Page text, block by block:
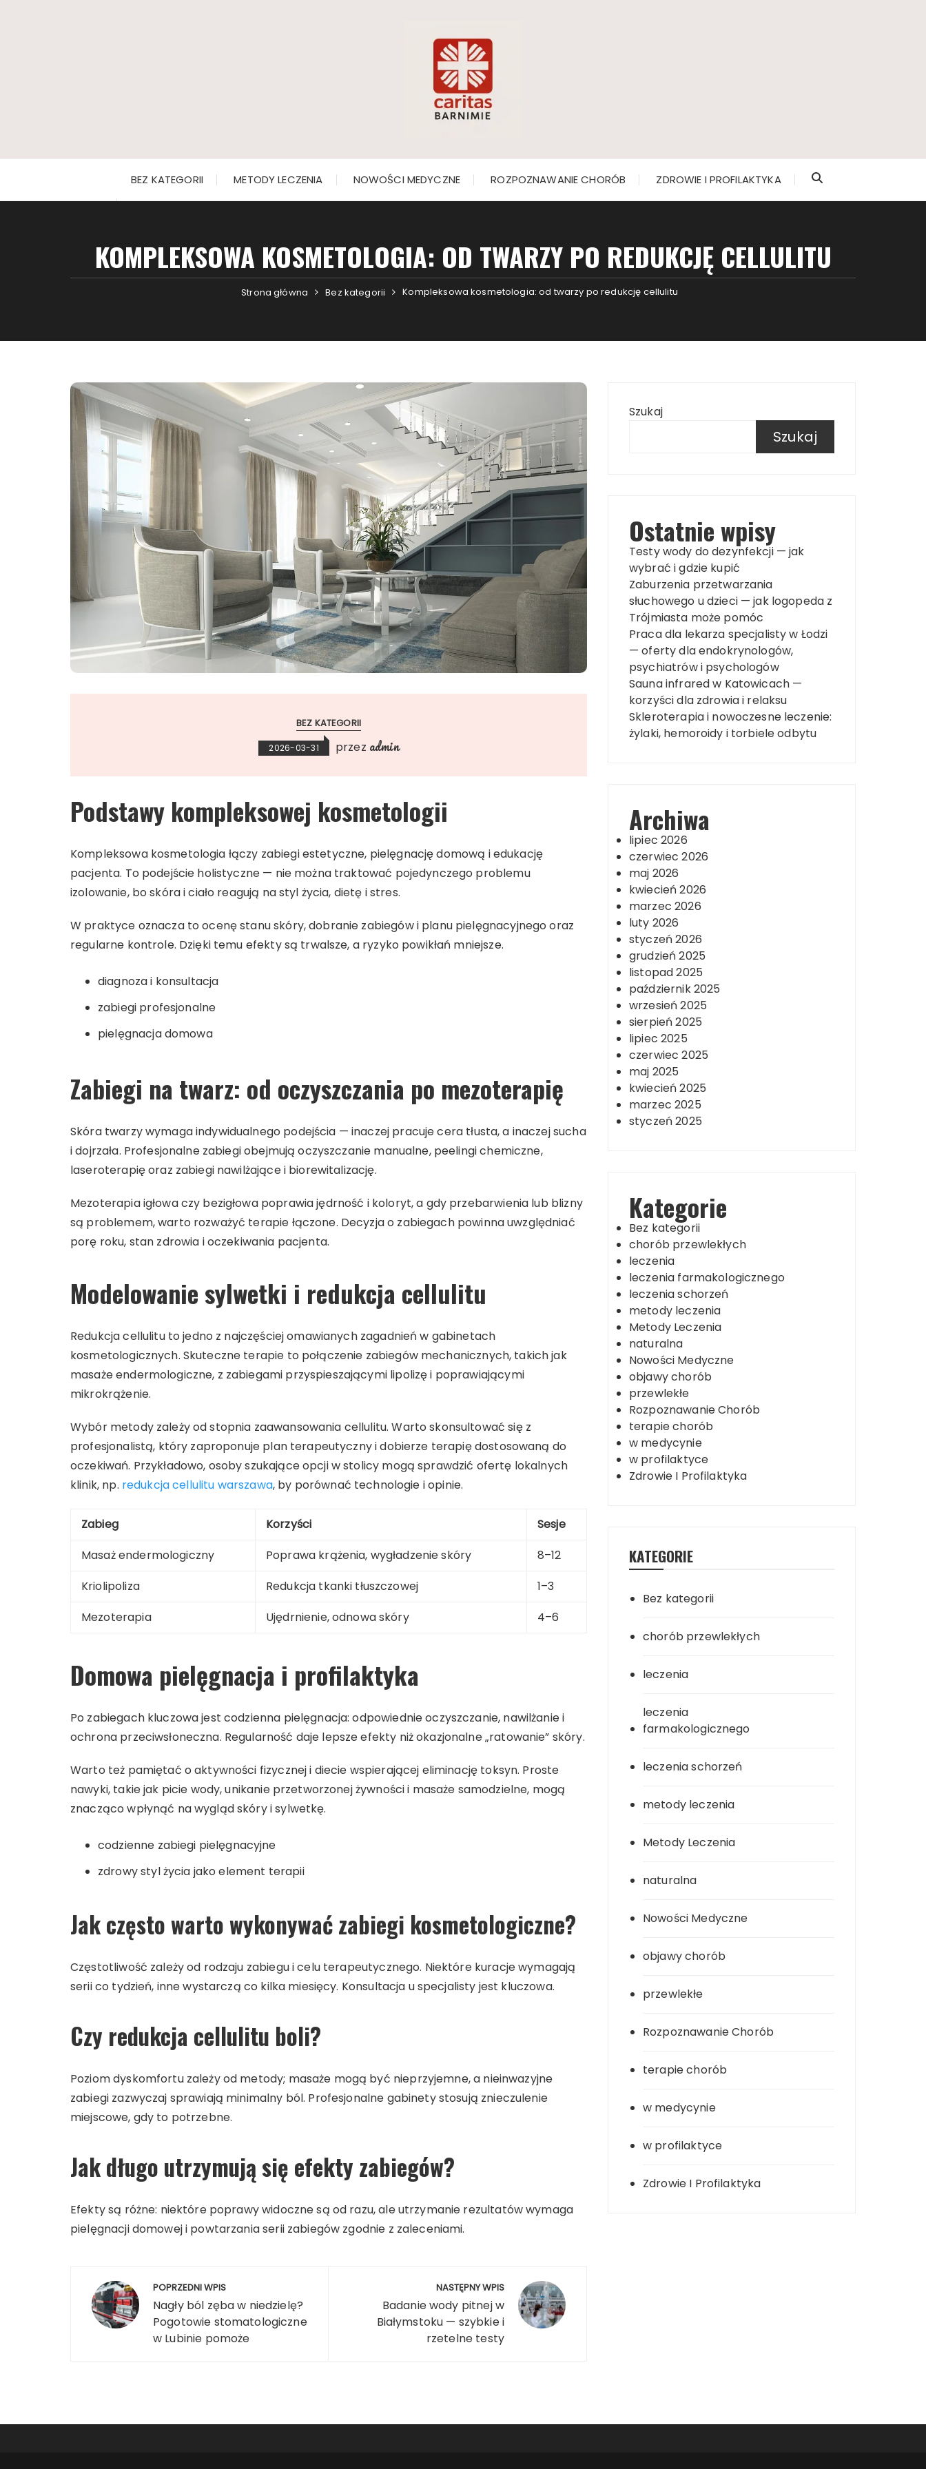
BEZ KATEGORII METODY LECZENIA NOWOŚCI MEDYCZNE ROZPOZNAWANIE CHORÓB ZDROWIE I PROFILAKTYKA
KOMPLEKSOWA KOSMETOLOGIA: OD TWARZY PO REDUKCJĘ CELLULITU
Strona główna Bez kategorii Kompleksowa kosmetologia: od twarzy po redukcję cellulitu
BEZ KATEGORII
2026-03-31 przez admin
Podstawy kompleksowej kosmetologii
Kompleksowa kosmetologia łączy zabiegi estetyczne, pielęgnację domową i edukację
pacjenta. To podejście holistyczne — nie można traktować pojedynczego problemu
izolowanie, bo skóra i ciało reagują na styl życia, dietę i stres.
W praktyce oznacza to ocenę stanu skóry, dobranie zabiegów i planu pielęgnacyjnego oraz
regularne kontrole. Dzięki temu efekty są trwalsze, a ryzyko powikłań mniejsze.
diagnoza i konsultacja
zabiegi profesjonalne
pielęgnacja domowa
Zabiegi na twarz: od oczyszczania po mezoterapię
Skóra twarzy wymaga indywidualnego podejścia — inaczej pracuje cera tłusta, a inaczej sucha
i dojrzała. Profesjonalne zabiegi obejmują oczyszczanie manualne, peelingi chemiczne,
laseroterapię oraz zabiegi nawilżające i biorewitalizację.
Mezoterapia igłowa czy bezigłowa poprawia jędrność i koloryt, a gdy przebarwienia lub blizny
są problemem, warto rozważyć terapie łączone. Decyzja o zabiegach powinna uwzględniać
porę roku, stan zdrowia i oczekiwania pacjenta.
Modelowanie sylwetki i redukcja cellulitu
Redukcja cellulitu to jedno z najczęściej omawianych zagadnień w gabinetach
kosmetologicznych. Skuteczne terapie to połączenie zabiegów mechanicznych, takich jak
masaże endermologiczne, z zabiegami przyspieszającymi lipolizę i poprawiającymi
mikrokrążenie.
Wybór metody zależy od stopnia zaawansowania cellulitu. Warto skonsultować się z
profesjonalistą, który zaproponuje plan terapeutyczny i dobierze terapię dostosowaną do
oczekiwań. Przykładowo, osoby szukające opcji w stolicy mogą sprawdzić ofertę lokalnych
klinik, np. redukcja cellulitu warszawa, by porównać technologie i opinie.
Zabieg Korzyści
Sesje
Masaż endermologiczny
Poprawa krążenia, wygładzenie skóry
8–12
Kriolipoliza
Redukcja tkanki tłuszczowej
1–3
Mezoterapia
Ujędrnienie, odnowa skóry 4–6
Domowa pielęgnacja i profilaktyka
Po zabiegach kluczowa jest codzienna pielęgnacja: odpowiednie oczyszczanie, nawilżanie i
ochrona przeciwsłoneczna. Regularność daje lepsze efekty niż okazjonalne „ratowanie” skóry.
Warto też pamiętać o aktywności fizycznej i diecie wspierającej eliminację toksyn. Proste
nawyki, takie jak picie wody, unikanie przetworzonej żywności i masaże samodzielne, mogą
znacząco wpłynąć na wygląd skóry i sylwetkę.
codzienne zabiegi pielęgnacyjne
zdrowy styl życia jako element terapii
Jak często warto wykonywać zabiegi kosmetologiczne?
Częstotliwość zależy od rodzaju zabiegu i celu terapeutycznego. Niektóre kuracje wymagają
serii co tydzień, inne wystarczą co kilka miesięcy. Konsultacja u specjalisty jest kluczowa.
Czy redukcja cellulitu boli?
Poziom dyskomfortu zależy od metody; masaże mogą być nieprzyjemne, a nieinwazyjne
zabiegi zazwyczaj sprawiają minimalny ból. Profesjonalne gabinety stosują znieczulenie
miejscowe, gdy to potrzebne.
Jak długo utrzymują się efekty zabiegów?
Efekty są różne: niektóre poprawy widoczne są od razu, ale utrzymanie rezultatów wymaga
pielęgnacji domowej i powtarzania serii zabiegów zgodnie z zaleceniami.
Nawigacja
wpisu
POPRZEDNI WPIS
Nagły ból zęba w niedzielę?
Pogotowie stomatologiczne
w Lubinie pomoże
NASTĘPNY WPIS
Badanie wody pitnej w
Białymstoku — szybkie i
rzetelne testy
Szukaj
Szukaj
Ostatnie wpisy
Testy wody do dezynfekcji — jak
wybrać i gdzie kupić
Zaburzenia przetwarzania
słuchowego u dzieci — jak logopeda z
Trójmiasta może pomóc
Praca dla lekarza specjalisty w Łodzi
— oferty dla endokrynologów,
psychiatrów i psychologów
Sauna infrared w Katowicach —
korzyści dla zdrowia i relaksu
Skleroterapia i nowoczesne leczenie:
żylaki, hemoroidy i torbiele odbytu
Archiwa
lipiec 2026
czerwiec 2026
maj 2026
kwiecień 2026
marzec 2026
luty 2026
styczeń 2026
grudzień 2025
listopad 2025
październik 2025
wrzesień 2025
sierpień 2025
lipiec 2025
czerwiec 2025
maj 2025
kwiecień 2025
marzec 2025
styczeń 2025
Kategorie
Bez kategorii
chorób przewlekłych
leczenia
leczenia farmakologicznego
leczenia schorzeń
metody leczenia
Metody Leczenia
naturalna
Nowości Medyczne
objawy chorób
przewlekłe
Rozpoznawanie Chorób
terapie chorób
w medycynie
w profilaktyce
Zdrowie I Profilaktyka
KATEGORIE
Bez kategorii
chorób przewlekłych
leczenia
leczenia
farmakologicznego
leczenia schorzeń
metody leczenia
Metody Leczenia
naturalna
Nowości Medyczne
objawy chorób
przewlekłe
Rozpoznawanie Chorób
terapie chorób
w medycynie
w profilaktyce
Zdrowie I Profilaktyka